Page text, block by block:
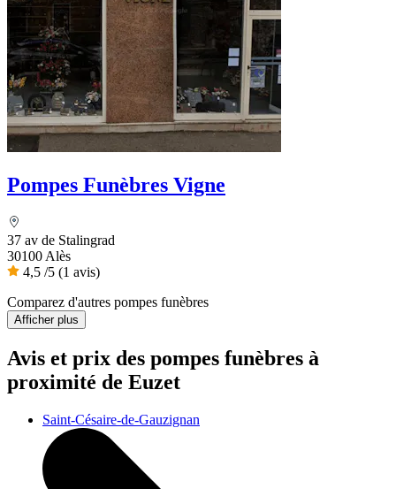
Pompes Funèbres Vigne
37 av de Stalingrad
30100 Alès
4,5 /5 (1 avis)
Comparez d'autres pompes funèbres
Afficher plus
Avis et prix des pompes funèbres à
proximité de Euzet
Saint-Césaire-de-Gauzignan